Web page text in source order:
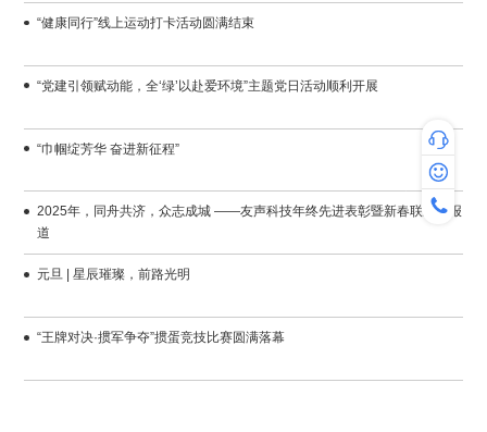
“健康同行”线上运动打卡活动圆满结束
“党建引领赋动能，全‘绿’以赴爱环境”主题党日活动顺利开展
“巾帼绽芳华 奋进新征程”
道
元旦 | 星辰璀璨，前路光明
“王牌对决·掼军争夺”掼蛋竞技比赛圆满落幕
专家咨询
热线咨
服务时间